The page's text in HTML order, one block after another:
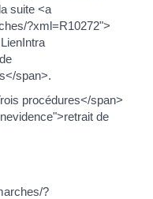
suite <a
?xml=R10272">
span>.
procédures</span>
de
?